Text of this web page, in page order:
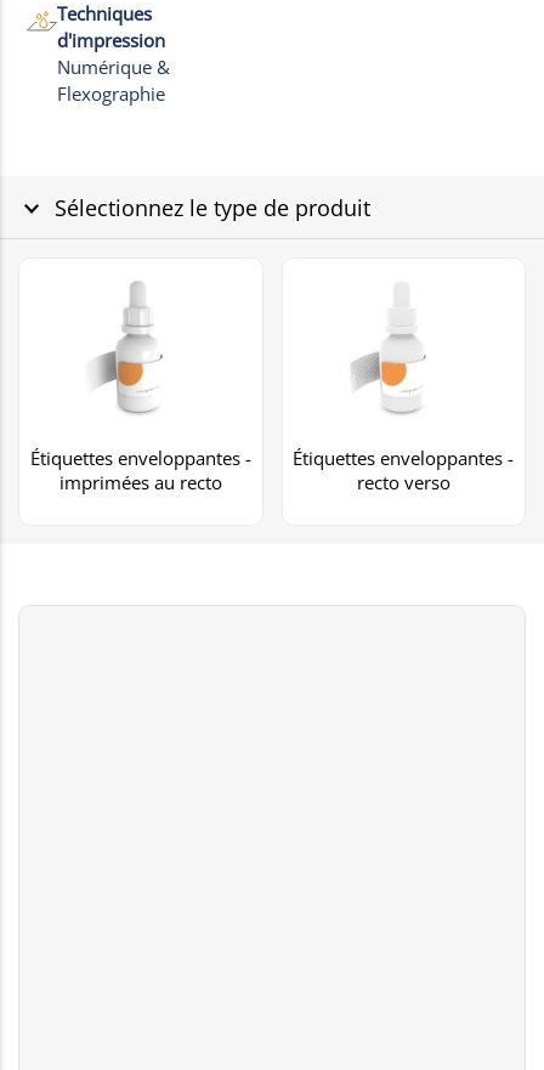
Techniques
d'impression
Numérique &
Flexographie
Sélectionnez le type de produit
Étiquettes enveloppantes -
imprimées au recto
Étiquettes enveloppantes -
recto verso